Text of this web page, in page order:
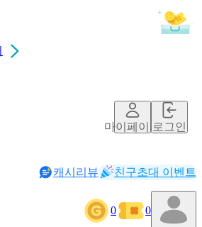
마이페이지로그인
캐시리뷰 친구초대 이벤트
0 0